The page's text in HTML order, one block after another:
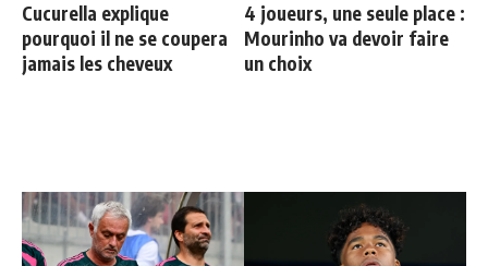
Cucurella explique
pourquoi il ne se coupera
jamais les cheveux
4 joueurs, une seule place :
Mourinho va devoir faire
un choix